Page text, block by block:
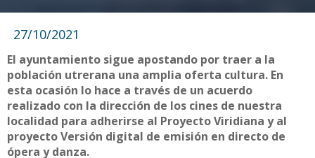
27/10/2021
El ayuntamiento sigue apostando por traer a la
población utrerana una amplia oferta cultura. En
esta ocasión lo hace a través de un acuerdo
realizado con la dirección de los cines de nuestra
localidad para adherirse al Proyecto Viridiana y al
proyecto Versión digital de emisión en directo de
ópera y danza.